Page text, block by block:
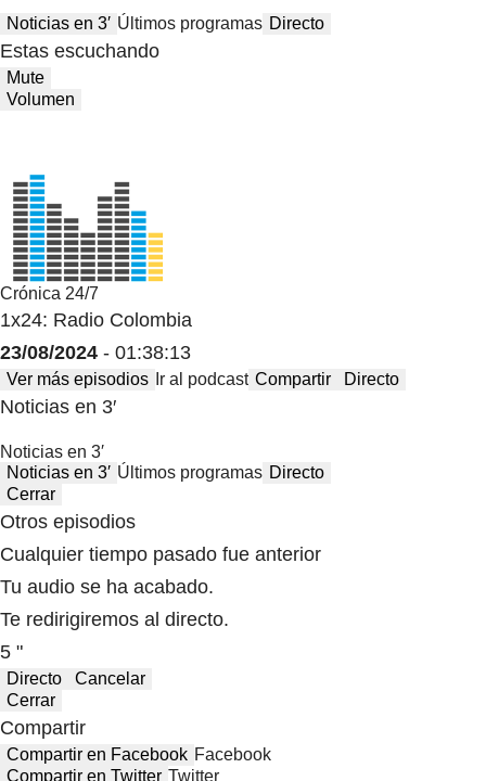
Noticias en 3′ Últimos programas Directo
Estas escuchando
Mute
Volumen
Crónica 24/7
1x24: Radio Colombia
23/08/2024 - 01:38:13
Ver más episodios Ir al podcast Compartir Directo
Noticias en 3′
Noticias en 3′
Noticias en 3′ Últimos programas Directo
Cerrar
Otros episodios
Cualquier tiempo pasado fue anterior
Tu audio se ha acabado.
Te redirigiremos al directo.
5 "
Directo
Cancelar
Cerrar
Compartir
Compartir en Facebook Facebook
Compartir en Twitter Twitter